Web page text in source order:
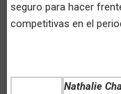
seguro para hacer
competitivas en el
Nathalie